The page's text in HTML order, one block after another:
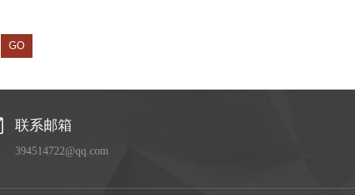
联系邮箱
394514722@qq.com